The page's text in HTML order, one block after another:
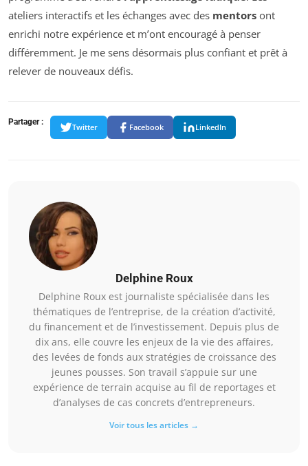
ateliers interactifs et les échanges avec des mentors ont
enrichi notre expérience et m’ont encouragé à penser
différemment. Je me sens désormais plus confiant et prêt à
relever de nouveaux défis.
Partager :
Twitter Facebook LinkedIn
Delphine Roux
Delphine Roux est journaliste spécialisée dans les
thématiques de l’entreprise, de la création d’activité,
du financement et de l’investissement. Depuis plus de
dix ans, elle couvre les enjeux de la vie des affaires,
des levées de fonds aux stratégies de croissance des
jeunes pousses. Son travail s’appuie sur une
expérience de terrain acquise au fil de reportages et
d’analyses de cas concrets d’entrepreneurs.
Voir tous les articles →